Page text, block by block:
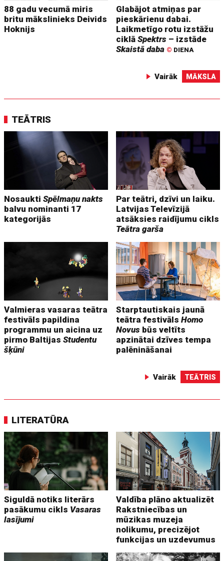
88 gadu vecumā miris
britu mākslinieks Deivids
Hoknijs
Glabājot atmiņas par
pieskārienu dabai.
Laikmetīgo rotu izstāžu
ciklāSpektrs – izstāde
Skaistā daba © DIENA
Vairāk MĀKSLA
TEĀTRIS
NosauktiSpēlmaņu nakts
balvu nominanti 17
kategorijās
Par teātri, dzīvi un laiku.
Latvijas Televīzijā
atsāksies raidījumu cikls
Teātra garša
Valmieras vasaras teātra
festivāls papildina
programmu un aicina uz
pirmo BaltijasStudentu
šķūni
Starptautiskais jaunā
teātra festivālsHomo
Novus būs veltīts
apzinātai dzīves tempa
palēnināšanai
Vairāk TEĀTRIS
LITERATŪRA
Siguldā notiks literārs
pasākumu cikls Vasaras
lasījumi
Valdība plāno aktualizēt
Rakstniecības un
mūzikas muzeja
nolikumu, precizējot
funkcijas un uzdevumus